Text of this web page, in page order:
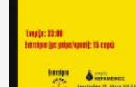
Πολιτισμός